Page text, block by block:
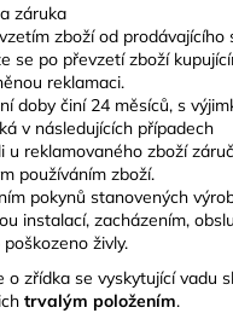
záruka
zboží od
se po převzetí zboží
reklamaci.
doby činí 24 měsíců, s
v následujících případech
u reklamovaného zboží
používáním zboží.
pokynů stanovených
instalací, zacházením,
živly.
o zřídka se vyskytující vadu
trvalým položením.